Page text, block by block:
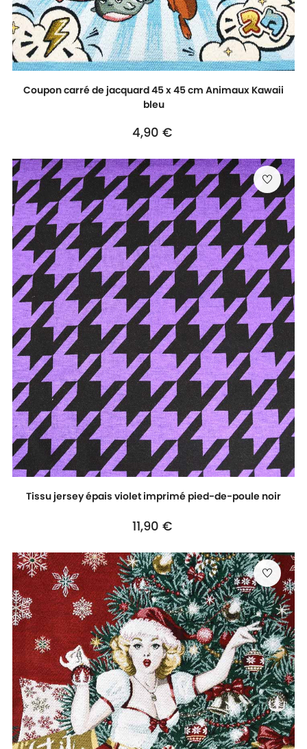
Coupon carré de jacquard 45 x 45 cm Animaux Kawaii
bleu
Prix
4,90 €
Tissu jersey épais violet imprimé pied-de-poule noir
Prix
11,90 €